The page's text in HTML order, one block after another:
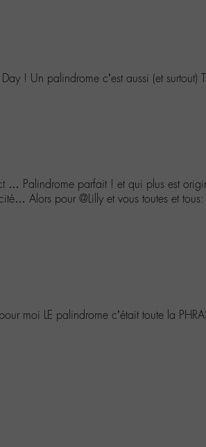
! Un palindrome c’est aussi (et surtout)
… Palindrome parfait ! et qui plus est
Alors pour @Lilly et vous toutes et
moi LE palindrome c’était toute la